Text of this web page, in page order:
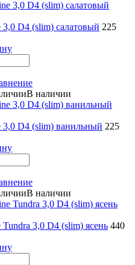
D4 (slim) салатовый 225
В наличии
D4 (slim) ванильный 225
В наличии
3,0 D4 (slim) ясень 440